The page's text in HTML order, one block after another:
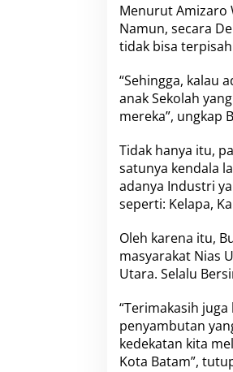
u
s
P
e
m
a
n
i
a
B
a
t
a
Menurut Amizaro
Namun, secara
tidak bisa
“Sehingga, kalau
anak Sekolah
mereka”, ungkap
Tidak hanya itu,
satunya kendala
adanya Industri
seperti: Kelapa,
Oleh karena itu,
masyarakat Nias
Utara. Selalu
“Terimakasih
penyambutan
kedekatan kita
Kota Batam”,